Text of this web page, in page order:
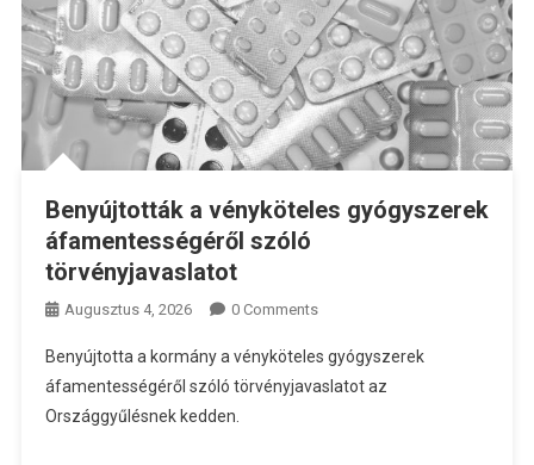
Benyújtották a vényköteles gyógyszerek
áfamentességéről szóló
törvényjavaslatot
Augusztus 4, 2026 0 Comments
Benyújtotta a kormány a vényköteles gyógyszerek
áfamentességéről szóló törvényjavaslatot az
Országgyűlésnek kedden.